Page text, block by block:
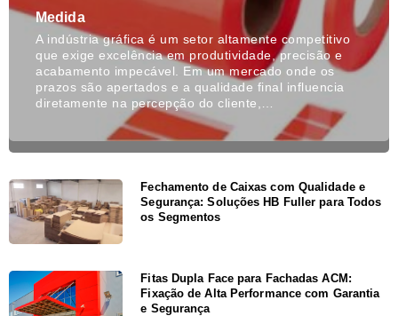
Medida
A indústria gráfica é um setor altamente competitivo
que exige excelência em produtividade, precisão e
acabamento impecável. Em um mercado onde os
prazos são apertados e a qualidade final influencia
diretamente na percepção do cliente,…
Fechamento de Caixas com Qualidade e
Segurança: Soluções HB Fuller para Todos
os Segmentos
Fitas Dupla Face para Fachadas ACM:
Fixação de Alta Performance com Garantia
e Segurança